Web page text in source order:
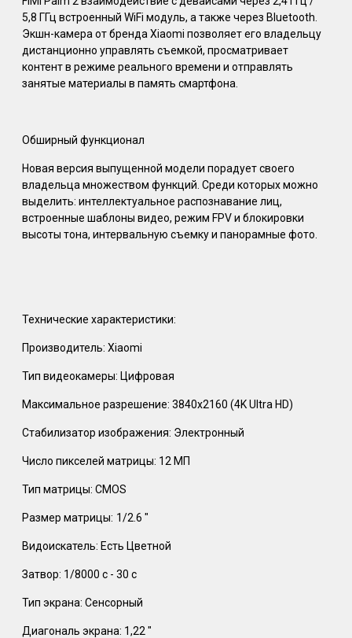
5,8 ГГц встроенный WiFi модуль, а также через Bluetooth.
Экшн-камера от бренда Xiaomi позволяет его владельцу
дистанционно управлять съемкой, просматривает
контент в режиме реального времени и отправлять
занятые материалы в память смартфона.
Обширный функционал
Новая версия выпущенной модели порадует своего
владельца множеством функций. Среди которых можно
выделить: интеллектуальное распознавание лиц,
встроенные шаблоны видео, режим FPV и блокировки
высоты тона, интервальную съемку и панорамные фото.
Технические характеристики:
Производитель: Xiaomi
Тип видеокамеры: Цифровая
Максимальное разрешение: 3840x2160 (4K Ultra HD)
Стабилизатор изображения: Электронный
Число пикселей матрицы: 12 МП
Тип матрицы: CMOS
Размер матрицы: 1/2.6 "
Видоискатель: Есть Цветной
Затвор: 1/8000 с - 30 с
Тип экрана: Сенсорный
Диагональ экрана: 1,22 "